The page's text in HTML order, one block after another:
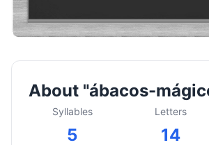
About "ábacos-
Syllables
5
Letters
14